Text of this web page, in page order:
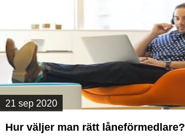
21 sep 2020
Hur väljer man rätt låneförmedlare?